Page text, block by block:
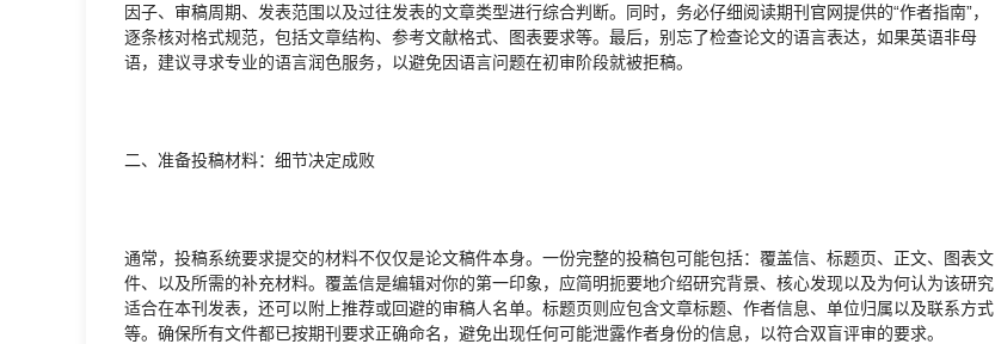
因子、审稿周期、发表范围以及过往发表的文章类型进行综合判断。同时，务必仔细阅读期刊官网提供的“作者指南”，
逐条核对格式规范，包括文章结构、参考文献格式、图表要求等。最后，别忘了检查论文的语言表达，如果英语非母
语，建议寻求专业的语言润色服务，以避免因语言问题在初审阶段就被拒稿。
二、准备投稿材料：细节决定成败
通常，投稿系统要求提交的材料不仅仅是论文稿件本身。一份完整的投稿包可能包括：覆盖信、标题页、正文、图表文
件、以及所需的补充材料。覆盖信是编辑对你的第一印象，应简明扼要地介绍研究背景、核心发现以及为何认为该研究
适合在本刊发表，还可以附上推荐或回避的审稿人名单。标题页则应包含文章标题、作者信息、单位归属以及联系方式
等。确保所有文件都已按期刊要求正确命名，避免出现任何可能泄露作者身份的信息，以符合双盲评审的要求。